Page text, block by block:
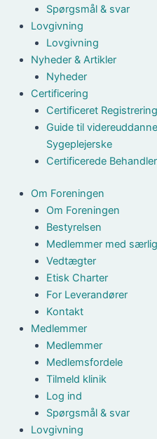
Spørgsmål & svar
Lovgivning
Lovgivning
Nyheder & Artikler
Nyheder
Certificering
Certificeret
Guide til
Sygeplejerske
Certificerede
Om Foreningen
Om Foreningen
Bestyrelsen
Medlemmer med
Vedtægter
Etisk Charter
For Leverandører
Kontakt
Medlemmer
Medlemmer
Medlemsfordele
Tilmeld klinik
Log ind
Spørgsmål & svar
Lovgivning